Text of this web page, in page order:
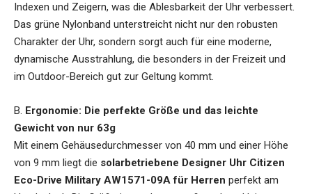
Indexen und Zeigern, was die Ablesbarkeit der Uhr verbessert.
Das grüne Nylonband unterstreicht nicht nur den robusten
Charakter der Uhr, sondern sorgt auch für eine moderne,
dynamische Ausstrahlung, die besonders in der Freizeit und
im Outdoor-Bereich gut zur Geltung kommt.
B. Ergonomie: Die perfekte Größe und das leichte
Gewicht von nur 63g
Mit einem Gehäusedurchmesser von 40 mm und einer Höhe
von 9 mm liegt die solarbetriebene Designer Uhr Citizen
Eco-Drive Military AW1571-09A für Herren perfekt am